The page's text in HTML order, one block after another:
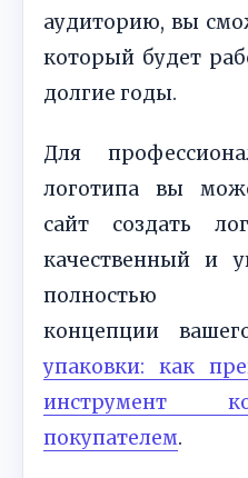
аудиторию, вы
который будет
долгие годы.
Для
логотипа вы
сайт создать
качественный и
полностью
концепции
упаковки: как
инструмент
покупателем.